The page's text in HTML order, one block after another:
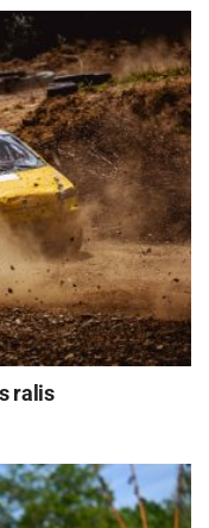
laimėtoja.
pakilos lips ir
Nikas
pradėtas
Pasaulyje ši
– pirmosios
grūmėsi 64
Ispanijoje.
ralis